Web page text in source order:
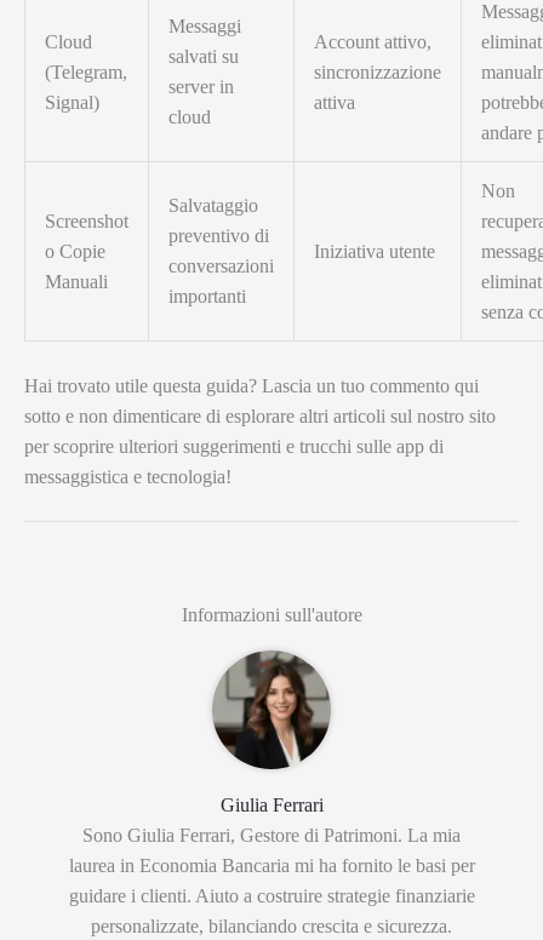
Cloud
(Telegram,
Signal)
Messaggi
salvati su
server in
cloud
Account attivo,
sincronizzazione
attiva
andare
Screenshot
o Copie
Manuali
Salvataggio
preventivo di
conversazioni
importanti
Iniziativa utente
Non
senza
Hai trovato utile questa guida? Lascia un tuo commento qui
sotto e non dimenticare di esplorare altri articoli sul nostro sito
per scoprire ulteriori suggerimenti e trucchi sulle app di
messaggistica e tecnologia!
Informazioni sull'autore
Giulia Ferrari
Sono Giulia Ferrari, Gestore di Patrimoni. La mia
laurea in Economia Bancaria mi ha fornito le basi per
guidare i clienti. Aiuto a costruire strategie finanziarie
personalizzate, bilanciando crescita e sicurezza.